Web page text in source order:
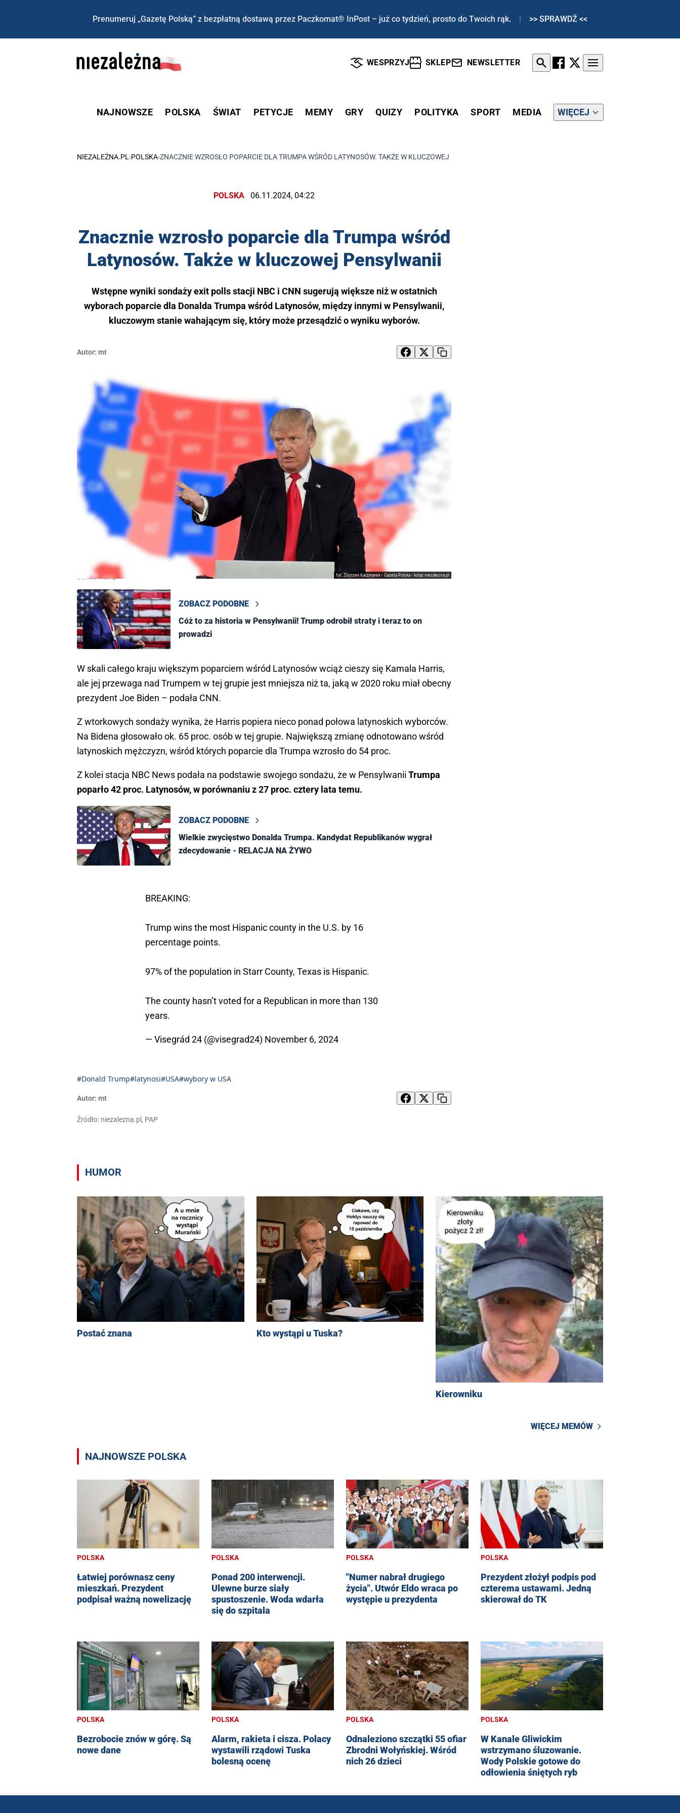
Prenumeruj „Gazetę Polską” z bezpłatną dostawą przez Paczkomat® InPost – już co tydzień, prosto do Twoich rąk. | >> SPRAWDŹ <<
WESPRZYJ SKLEP NEWSLETTER
NAJNOWSZE POLSKA ŚWIAT PETYCJE MEMY GRY QUIZY POLITYKA SPORT MEDIA WIĘCEJ
NIEZALEŻNA.PL ›POLSKA›ZNACZNIE WZROSŁO POPARCIE DLA TRUMPA WŚRÓD LATYNOSÓW. TAKŻE W KLUCZOWEJ PENSYLWANII
POLSKA 06.11.2024, 04:22
Znacznie wzrosło poparcie dla Trumpa wśród
Latynosów. Także w kluczowej Pensylwanii
Wstępne wyniki sondaży exit polls stacji NBC i CNN sugerują większe niż w ostatnich
wyborach poparcie dla Donalda Trumpa wśród Latynosów, między innymi w Pensylwanii,
kluczowym stanie wahającym się, który może przesądzić o wyniku wyborów.
Autor: mt
fot. Zbyszek Kaczmarek - Gazeta Polska - kolaż niezalezna.pl
Donald Trump
ZOBACZ PODOBNE
Cóż to za historia w Pensylwanii! Trump odrobił straty i teraz to on
prowadzi
W skali całego kraju większym poparciem wśród Latynosów wciąż cieszy się Kamala Harris,
ale jej przewaga nad Trumpem w tej grupie jest mniejsza niż ta, jaką w 2020 roku miał obecny
prezydent Joe Biden – podała CNN.
Z wtorkowych sondaży wynika, że Harris popiera nieco ponad połowa latynoskich wyborców.
Na Bidena głosowało ok. 65 proc. osób w tej grupie. Największą zmianę odnotowano wśród
latynoskich mężczyzn, wśród których poparcie dla Trumpa wzrosło do 54 proc.
Z kolei stacja NBC News podała na podstawie swojego sondażu, że w Pensylwanii Trumpa
poparło 42 proc. Latynosów, w porównaniu z 27 proc. cztery lata temu.
ZOBACZ PODOBNE
Wielkie zwycięstwo Donalda Trumpa. Kandydat Republikanów wygrał
zdecydowanie - RELACJA NA ŻYWO
BREAKING:
Trump wins the most Hispanic county in the U.S. by 16
percentage points.
97% of the population in Starr County, Texas is Hispanic.
The county hasn’t voted for a Republican in more than 130
years.
— Visegrád 24 (@visegrad24) November 6, 2024
#Donald Trump#latynosi#USA#wybory w USA
Autor: mt
Źródło: niezalezna.pl, PAP
HUMOR
Postać znana Kto wystąpi u Tuska?
Kierowniku
WIĘCEJ MEMÓW
NAJNOWSZE POLSKA
POLSKA
Łatwiej porównasz ceny
mieszkań. Prezydent
podpisał ważną nowelizację
POLSKA
Ponad 200 interwencji.
Ulewne burze siały
spustoszenie. Woda wdarła
się do szpitala
POLSKA
"Numer nabrał drugiego
życia". Utwór Eldo wraca po
występie u prezydenta
POLSKA
Prezydent złożył podpis pod
czterema ustawami. Jedną
skierował do TK
POLSKA
Bezrobocie znów w górę. Są
nowe dane
POLSKA
Alarm, rakieta i cisza. Polacy
wystawili rządowi Tuska
bolesną ocenę
POLSKA
Odnaleziono szczątki 55 ofiar
Zbrodni Wołyńskiej. Wśród
nich 26 dzieci
POLSKA
W Kanale Gliwickim
wstrzymano śluzowanie.
Wody Polskie gotowe do
odłowienia śniętych ryb